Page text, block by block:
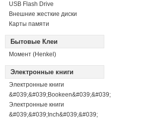
USB Flash Drive
Внешние жесткие диски
Карты памяти
Бытовые Клеи
Момент (Henkel)
Электронные книги
Электронные книги
&#039;&#039;Bookeen&#039;&#039;
Электронные книги
&#039;&#039;Inch&#039;&#039;